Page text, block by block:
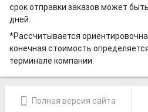
срок отправки заказов может
дней.
*Рассчитывается
конечная стоимость
терминале компании.
Полная версия сайта